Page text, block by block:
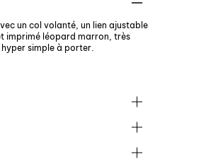
un col volanté, un lien ajustable
imprimé léopard marron, très
simple à porter.